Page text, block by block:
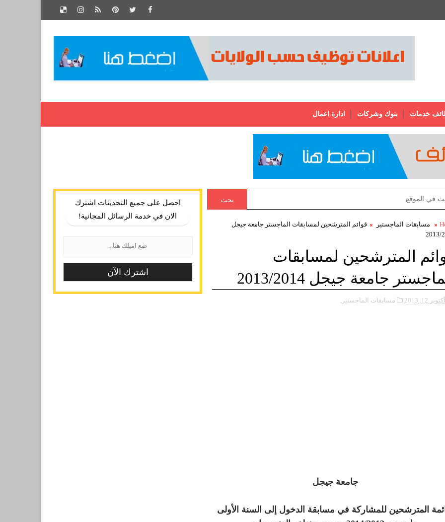
خدمات بنوك وشركات ادارة اعمال
بحث
مسابقات الماجستير
قوائم المترشحين لمسابقات الماجستر جامعة جيجل
2013/
المترشحين لمسابقات
جامعة جيجل 2013/2014
أكتوبر 12, 2013 مسابقات الماجستير,
جامعة جيجل
المترشحين للمشاركة في مسابقة الدخول إلى السنة الأولى
احصل على جميع التحديثات اشترك
الان في خدمة الرسائل المجانية!